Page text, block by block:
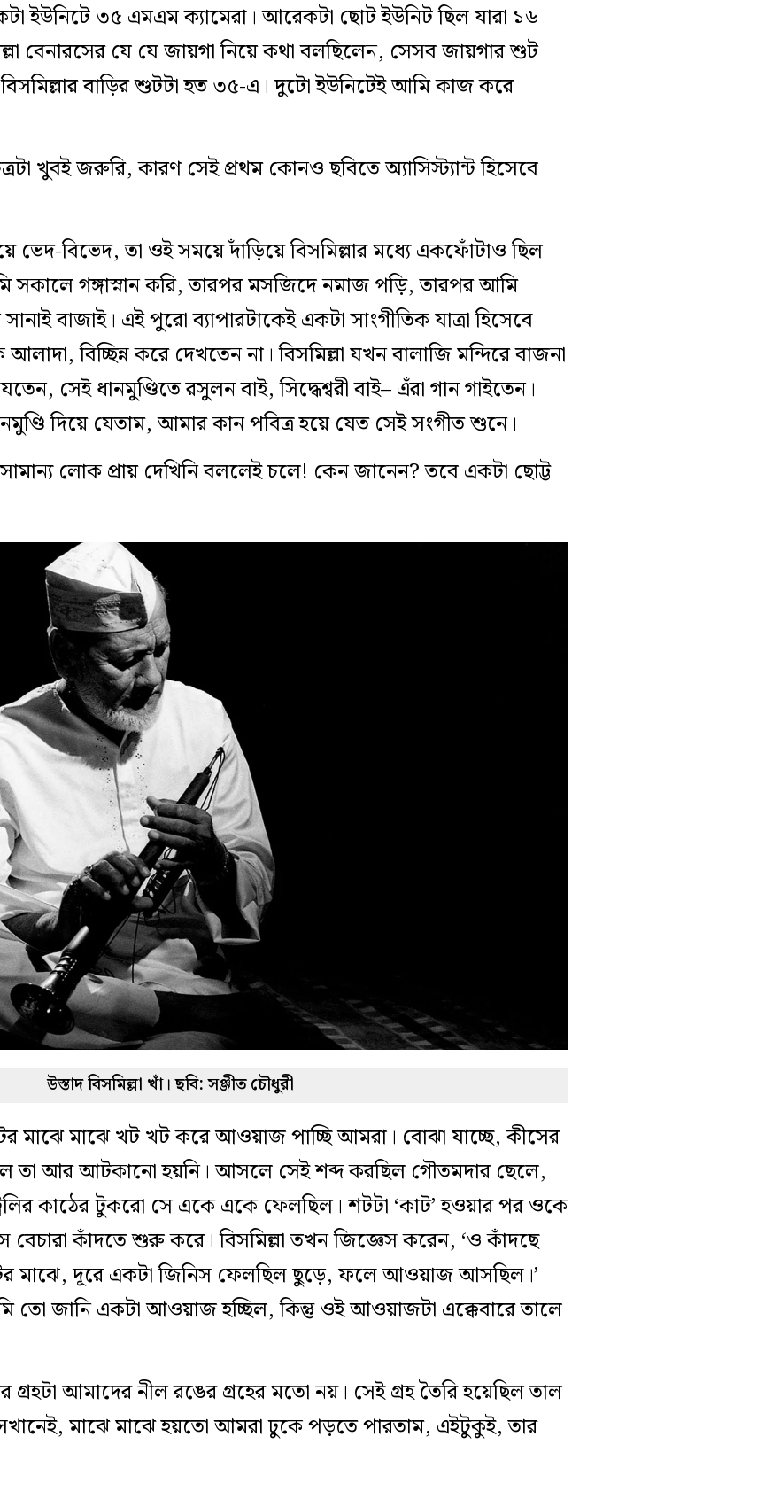
ইউনিটে ৩৫ এমএম ক্যামেরা। আরেকটা ছোট ইউনিট ছিল যারা ১৬
বেনারসের যে যে জায়গা নিয়ে কথা বলছিলেন, সেসব জায়গার শুট
বাড়ির শুটটা হত ৩৫-এ। দুটো ইউনিটেই আমি কাজ করে
খুবই জরুরি, কারণ সেই প্রথম কোনও ছবিতে অ্যাসিস্ট্যান্ট হিসেবে
ভেদ-বিভেদ, তা ওই সময়ে দাঁড়িয়ে বিসমিল্লার মধ্যে একফোঁটাও ছিল
সকালে গঙ্গাস্নান করি, তারপর মসজিদে নমাজ পড়ি, তারপর আমি
সানাই বাজাই। এই পুরো ব্যাপারটাকেই একটা সাংগীতিক যাত্রা হিসেবে
বিচ্ছিন্ন করে দেখতেন না। বিসমিল্লা যখন বালাজি মন্দিরে বাজনা
সেই ধানমুণ্ডিতে রসুলন বাই, সিদ্ধেশ্বরী বাই– এঁরা গান গাইতেন।
দিয়ে যেতাম, আমার কান পবিত্র হয়ে যেত সেই সংগীত শুনে।
লোক প্রায় দেখিনি বললেই চলে! কেন জানেন? তবে একটা ছোট্ট
উস্তাদ বিসমিল্লা খাঁ। ছবি: সঞ্জীত চৌধুরী
মাঝে মাঝে খট খট করে আওয়াজ পাচ্ছি আমরা। বোঝা যাচ্ছে, কীসের
তা আর আটকানো হয়নি। আসলে সেই শব্দ করছিল গৌতমদার ছেলে,
কাঠের টুকরো সে একে একে ফেলছিল। শটটা ‘কাট’ হওয়ার পর ওকে
বেচারা কাঁদতে শুরু করে। বিসমিল্লা তখন জিজ্ঞেস করেন, ‘ও কাঁদছে
মাঝে, দূরে একটা জিনিস ফেলছিল ছুড়ে, ফলে আওয়াজ আসছিল।’
তো জানি একটা আওয়াজ হচ্ছিল, কিন্তু ওই আওয়াজটা এক্কেবারে তালে
গ্রহটা আমাদের নীল রঙের গ্রহের মতো নয়। সেই গ্রহ তৈরি হয়েছিল তাল
মাঝে মাঝে হয়তো আমরা ঢুকে পড়তে পারতাম, এইটুকুই, তার